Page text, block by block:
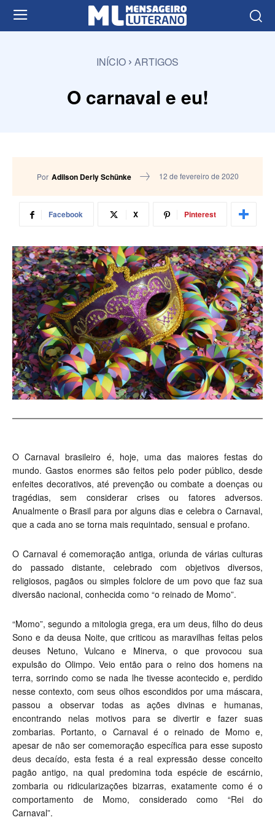
INÍCIO ARTIGOS
O carnaval e eu!
Por Adilson Derly Schünke 12 de fevereiro de 2020
Facebook X Pinterest
O Carnaval brasileiro é, hoje, uma das maiores festas do
mundo. Gastos enormes são feitos pelo poder público, desde
enfeites decorativos, até prevenção ou combate a doenças ou
tragédias, sem considerar crises ou fatores adversos.
Anualmente o Brasil para por alguns dias e celebra o Carnaval,
que a cada ano se torna mais requintado, sensual e profano.
O Carnaval é comemoração antiga, oriunda de várias culturas
do passado distante, celebrado com objetivos diversos,
religiosos, pagãos ou simples folclore de um povo que faz sua
diversão nacional, conhecida como “o reinado de Momo”.
“Momo”, segundo a mitologia grega, era um deus, filho do deus
Sono e da deusa Noite, que criticou as maravilhas feitas pelos
deuses Netuno, Vulcano e Minerva, o que provocou sua
expulsão do Olimpo. Veio então para o reino dos homens na
terra, sorrindo como se nada lhe tivesse acontecido e, perdido
nesse contexto, com seus olhos escondidos por uma máscara,
passou a observar todas as ações divinas e humanas,
encontrando nelas motivos para se divertir e fazer suas
zombarias. Portanto, o Carnaval é o reinado de Momo e,
apesar de não ser comemoração específica para esse suposto
deus decaído, esta festa é a real expressão desse conceito
pagão antigo, na qual predomina toda espécie de escárnio,
zombaria ou ridicularizações bizarras, exatamente como é o
comportamento de Momo, considerado como “Rei do
Carnaval”.